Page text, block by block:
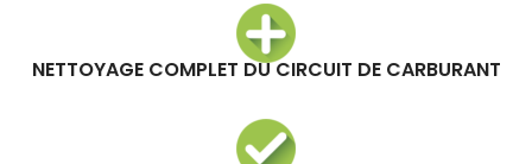
NETTOYAGE COMPLET DU CIRCUIT DE CARBURANT